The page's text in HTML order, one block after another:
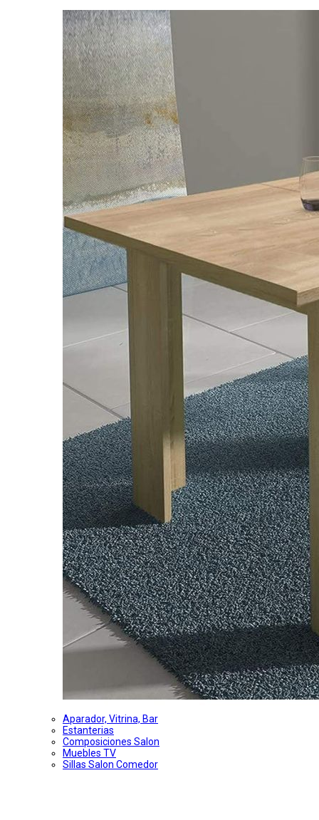
Aparador, Vitrina, Bar
Estanterias
Composiciones Salon
Muebles TV
Sillas Salon Comedor